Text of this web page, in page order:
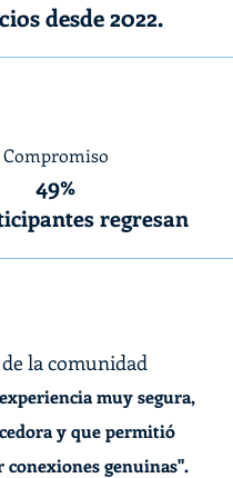
desde 2022.
Compromiso
49%
regresan
la comunidad
muy segura,
y que permitió
conexiones genuinas".